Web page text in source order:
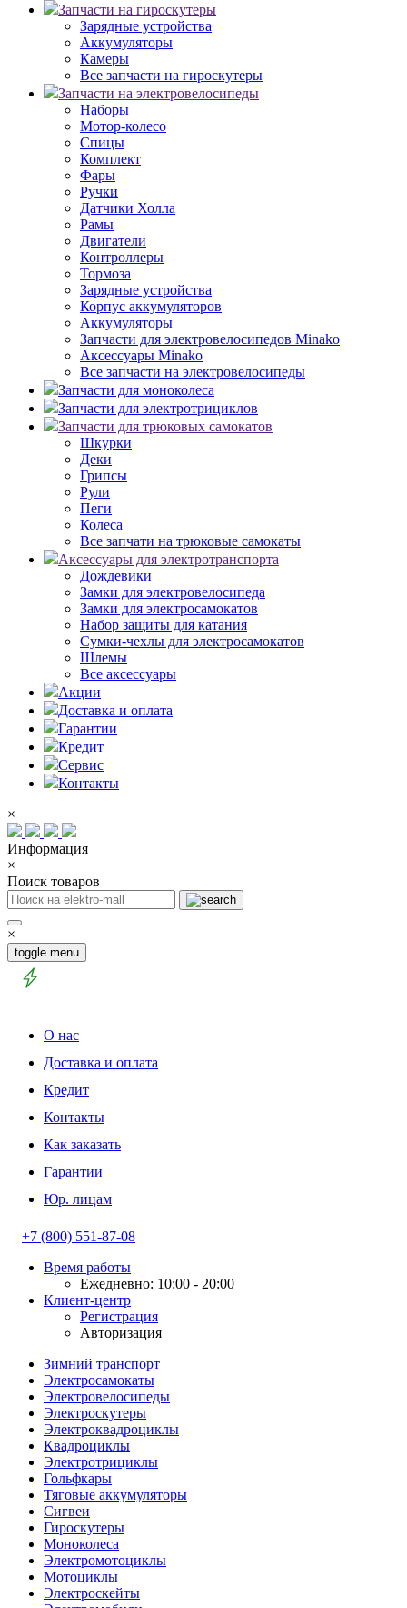
Запчасти на гироскутеры
Зарядные устройства
Аккумуляторы
Камеры
Все запчасти на гироскутеры
Запчасти на электровелосипеды
Наборы
Мотор-колесо
Спицы
Комплект
Фары
Ручки
Датчики Холла
Рамы
Двигатели
Контроллеры
Тормоза
Зарядные устройства
Корпус аккумуляторов
Аккумуляторы
Запчасти для электровелосипедов Minako
Аксессуары Minako
Все запчасти на электровелосипеды
Запчасти для моноколеса
Запчасти для электротрициклов
Запчасти для трюковых самокатов
Шкурки
Деки
Грипсы
Рули
Пеги
Колеса
Все запчати на трюковые самокаты
Аксессуары для электротранспорта
Дождевики
Замки для электровелосипеда
Замки для электросамокатов
Набор защиты для катания
Сумки-чехлы для электросамокатов
Шлемы
Все аксессуары
Акции
Доставка и оплата
Гарантии
Кредит
Сервис
Контакты
×
Информация
×
Поиск товаров
×
toggle menu
О нас
Доставка и оплата
Кредит
Контакты
Как заказать
Гарантии
Юр. лицам
+7 (800) 551-87-08
Время работы
Ежедневно: 10:00 - 20:00
Клиент-центр
Регистрация
Авторизация
Зимний транспорт
Электросамокаты
Электровелосипеды
Электроскутеры
Электроквадроциклы
Квадроциклы
Электротрициклы
Гольфкары
Тяговые аккумуляторы
Сигвеи
Гироскутеры
Моноколеса
Электромотоциклы
Мотоциклы
Электроскейты